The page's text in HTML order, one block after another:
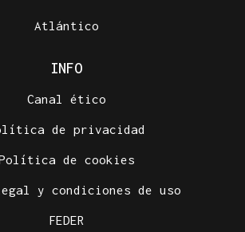
Atlántico
INFO
Canal ético
de privacidad
de cookies
y condiciones de uso
FEDER